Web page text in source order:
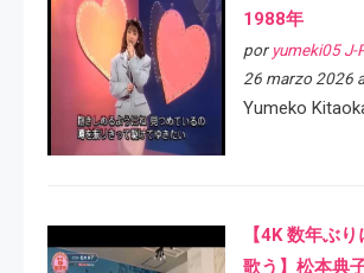
1988年
por yumeki05 J-
26 marzo 2026
Yumeko
【4K 数年ぶ
歌う】松本典